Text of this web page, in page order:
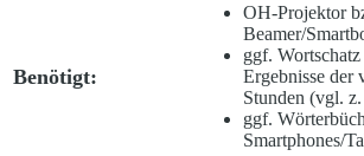
Benötigt:
OH-Projektor
Beamer/
ggf.
Ergebnisse der
Stunden (vgl.
ggf.
Smartphones/